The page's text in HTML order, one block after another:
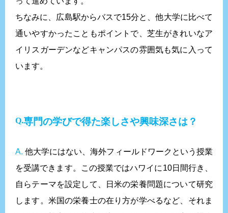
ちなみに、広島駅からバスで15分と、他大学に比べて
通いやすかったこともポイントで、芝生がきれいなア
イリスガーデンなどキャンパスの雰囲気も気に入って
います。
専門の学びで得た楽しさや興味深さは？
A.
を受講できます。この授業ではハワイに10日間行き、
自らテーマを設定して、日米の栄養問題について研究
します。米国の栄養士の在り方が学べるなど、それま